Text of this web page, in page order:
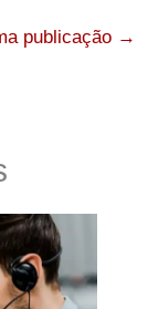
publicação →